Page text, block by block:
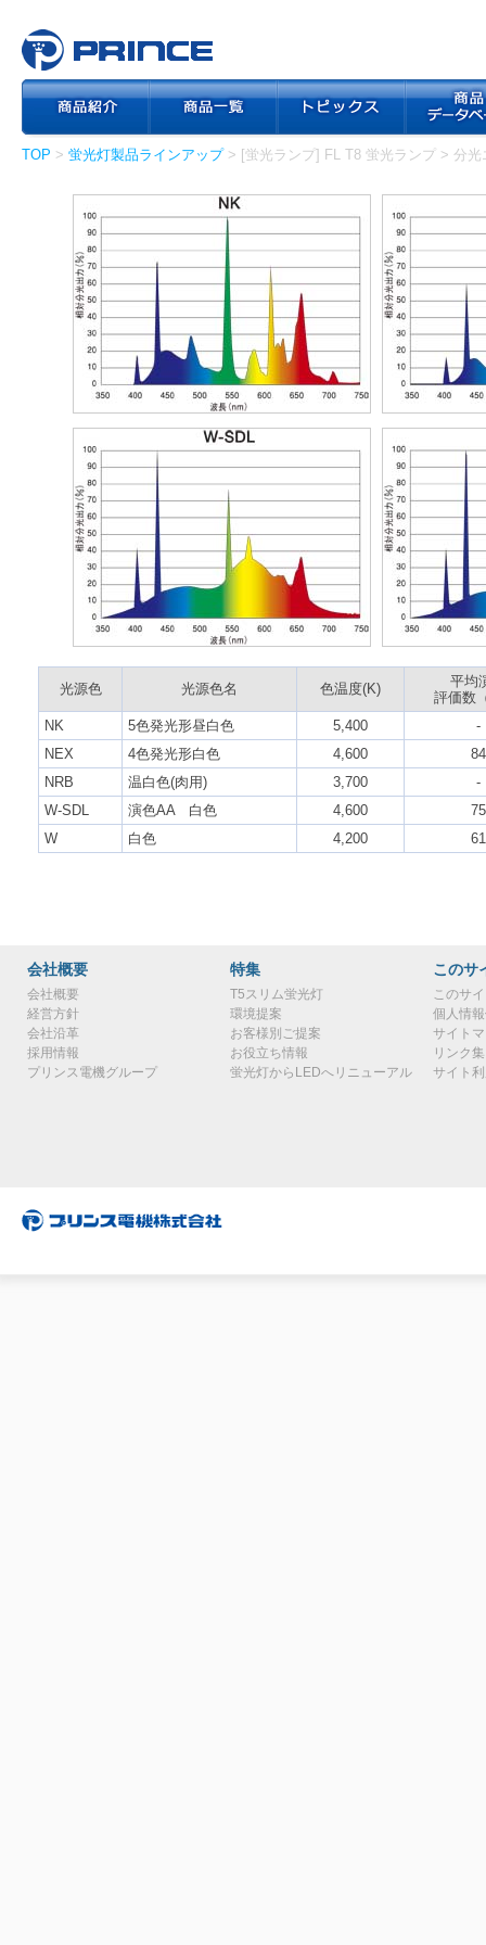
TOP > 蛍光灯製品ラインアップ> [蛍光ランプ] FL T8 蛍光ランプ > 分光
光源色 光源色名 色温度(K)
平均
評価数
NK
5色発光形昼白色 5,400
-
NEX
4色発光形白色 4,600
84
NRB
温白色(肉用) 3,700
-
W-SDL
演色AA 白色 4,600
75
W
白色 4,200 61
会社概要
会社概要
経営方針
会社沿革
採用情報
プリンス電機グループ
特集
T5スリム蛍光灯
環境提案
お客様別ご提案
お役立ち情報
蛍光灯からLEDへリニューアル
このサ
このサ
個人情
サイト
リンク集
サイト